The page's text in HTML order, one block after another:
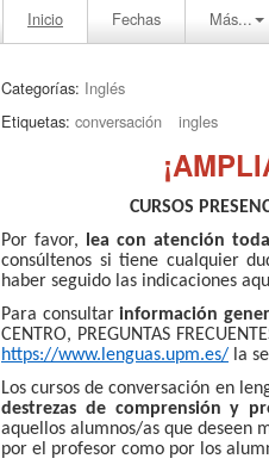
Inicio Fechas Más...
Categorías: Inglés
Etiquetas: conversación ingles
CURSOS
Por favor,
lea con atención
consúltenos si tiene cualquier
haber seguido las indicaciones
Para consultarinformación
CENTRO, PREGUNTAS
https://www.lenguas.upm.es/ la
Los cursos de conversación en
destrezas de comprensión y
aquellos alumnos/as que deseen
por el profesor como por los